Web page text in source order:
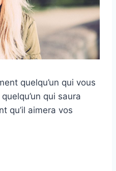
quelqu’un qui vous
qui saura
qu’il aimera vos